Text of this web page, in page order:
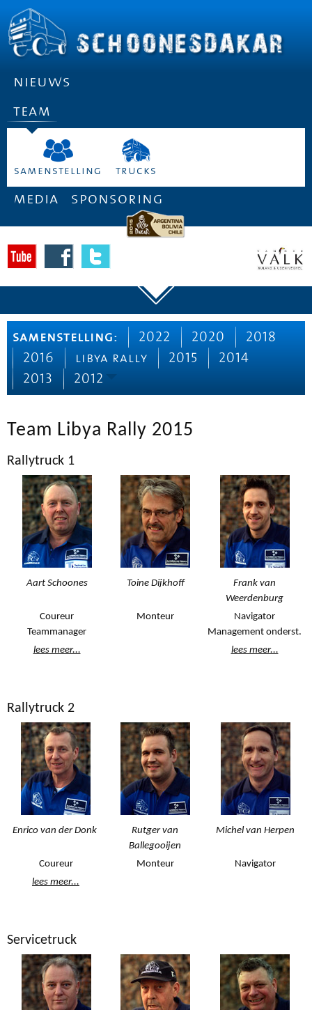
nieuws
team
samenstelling trucks
media sponsoring
samenstelling: 2022 2020
2018
2016
libya rally 2015
2014
2013
2012
Team Libya Rally 2015
Rallytruck 1
Aart Schoones Toine Dijkhoff
Frank van
Weerdenburg
Coureur
Teammanager
Monteur
Navigator
Management onderst.
lees meer...
lees meer...
Rallytruck 2
Enrico van der Donk
Rutger van
Ballegooijen
Michel van Herpen
Coureur Monteur
Navigator
lees meer...
Servicetruck